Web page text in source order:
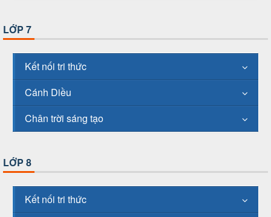
LỚP 7
Kết nối tri thức
Cánh Diều
Chân trời sáng tạo
LỚP 8
Kết nối tri thức